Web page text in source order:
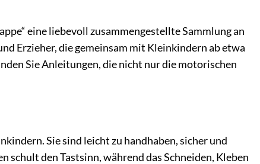
eine liebevoll zusammengestellte Sammlung an
Erzieher, die gemeinsam mit Kleinkindern ab etwa
Sie Anleitungen, die nicht nur die motorischen
Sie sind leicht zu handhaben, sicher und
den Tastsinn, während das Schneiden, Kleben